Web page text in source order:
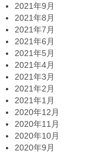
2021年9月
2021年8月
2021年7月
2021年6月
2021年5月
2021年4月
2021年3月
2021年2月
2021年1月
2020年12月
2020年11月
2020年10月
2020年9月